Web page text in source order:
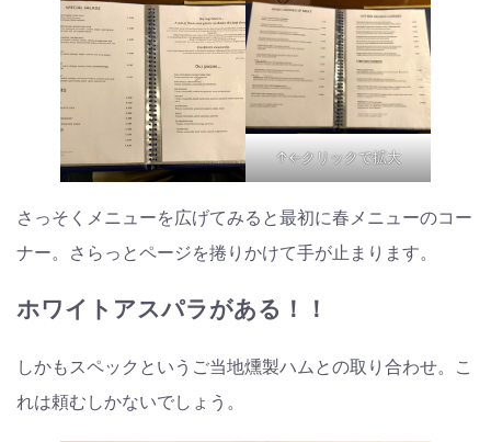
↑←クリックで拡大
さっそくメニューを広げてみると最初に春メニューのコー
ナー。さらっとページを捲りかけて手が止まります。
ホワイトアスパラがある！！
しかもスペックというご当地燻製ハムとの取り合わせ。こ
れは頼むしかないでしょう。